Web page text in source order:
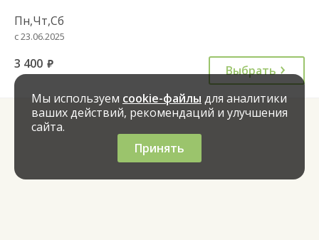
Пн,Чт,Сб
с 23.06.2025
3 400 руб.
Выбрать
Мы используем cookie-файлы для аналитики
ваших действий, рекомендаций и улучшения
сайта.
Принять